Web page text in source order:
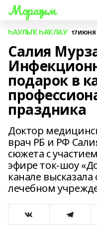
Мораҙым
ҺАУЛЫҠ ҺАҠЛАУ 17 ИЮНЯ
Салия
подарок в
праздника
Доктор
врач РБ и РФ
сюжета с
эфире ток-шоу
канале
лечебном